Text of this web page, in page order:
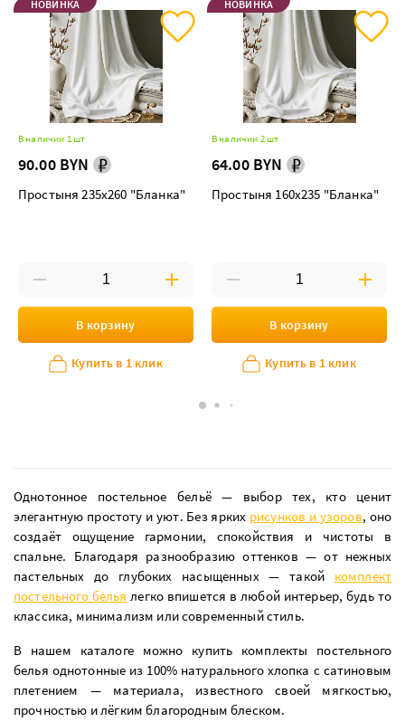
НОВИНКА
В наличии 1 шт
90.00 BYN
Простыня 235х260 "Бланка"
В корзину
Купить в 1 клик
НОВИНКА
В наличии 2 шт
64.00 BYN
Простыня 160х235 "Бланка"
В корзину
Купить в 1 клик
Однотонное постельное бельё — выбор тех, кто ценит
элегантную простоту и уют. Без ярких рисунков и узоров, оно
создаёт ощущение гармонии, спокойствия и чистоты в
спальне. Благодаря разнообразию оттенков — от нежных
пастельных до глубоких насыщенных — такой комплект
постельного белья легко впишется в любой интерьер, будь то
классика, минимализм или современный стиль.
В нашем каталоге можно купить комплекты постельного
белья однотонные из 100% натурального хлопка с сатиновым
плетением — материала, известного своей мягкостью,
прочностью и лёгким благородным блеском.